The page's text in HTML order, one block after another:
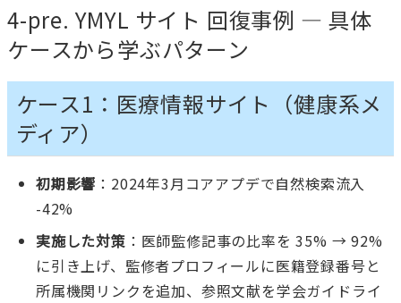
4-pre. YMYL サイト 回復事例 — 具体
ケースから学ぶパターン
ケース1：医療情報サイト（健康系メ
ディア）
初期影響 ：2024年3月コアアプデで自然検索流入
-42%
実施した対策 ：医師監修記事の比率を 35% → 92%
に引き上げ、監修者プロフィールに医籍登録番号と
所属機関リンクを追加、参照文献を学会ガイドライ